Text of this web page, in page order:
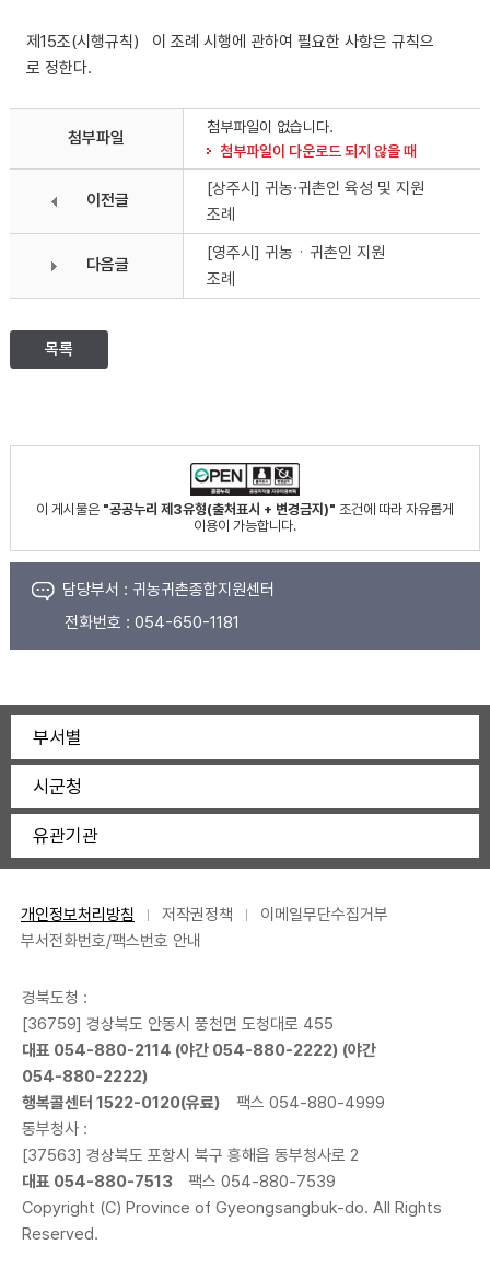
제15조(시행규칙) 이 조례 시행에 관하여 필요한 사항은 규칙으
로 정한다.
첨부파일
첨부파일이 없습니다.
첨부파일이 다운로드 되지 않을 때
이전글
[상주시] 귀농·귀촌인 육성 및 지원
조례
다음글
[영주시] 귀농ㆍ귀촌인 지원
조례
목록
이 게시물은 "공공누리 제3유형(출처표시 + 변경금지)" 조건에 따라 자유롭게
이용이 가능합니다.
담당부서 : 귀농귀촌종합지원센터
전화번호 : 054-650-1181
부서별
시군청
유관기관
개인정보처리방침 저작권정책
이메일무단수집거부
부서전화번호/팩스번호 안내
경북도청 :
[36759] 경상북도 안동시 풍천면 도청대로 455
대표 054-880-2114 (야간 054-880-2222) (야간
054-880-2222)
행복콜센터 1522-0120(유료)
팩스 054-880-4999
동부청사 :
[37563] 경상북도 포항시 북구 흥해읍 동부청사로 2
대표 054-880-7513
팩스 054-880-7539
Copyright (C) Province of Gyeongsangbuk-do. All Rights
Reserved.